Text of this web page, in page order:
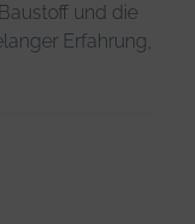
und die
Erfahrung,